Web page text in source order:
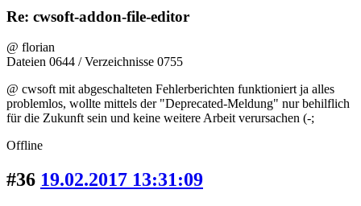
Re: cwsoft-addon-file-editor
@ florian
Dateien 0644 / Verzeichnisse 0755
@ cwsoft mit abgeschalteten Fehlerberichten funktioniert ja alles
problemlos, wollte mittels der "Deprecated-Meldung" nur behilflich
für die Zukunft sein und keine weitere Arbeit verursachen (-;
Offline
#36 19.02.2017 13:31:09